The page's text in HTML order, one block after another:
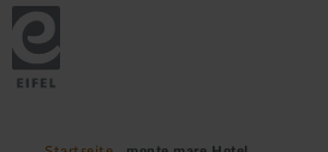
Zurück
zur
Startseite